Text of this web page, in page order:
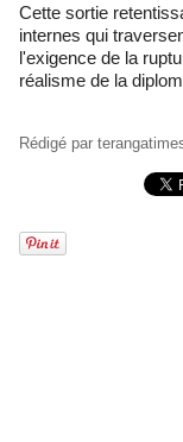
Cette sortie
internes qui
l'exigence de la
réalisme de la
Rédigé par